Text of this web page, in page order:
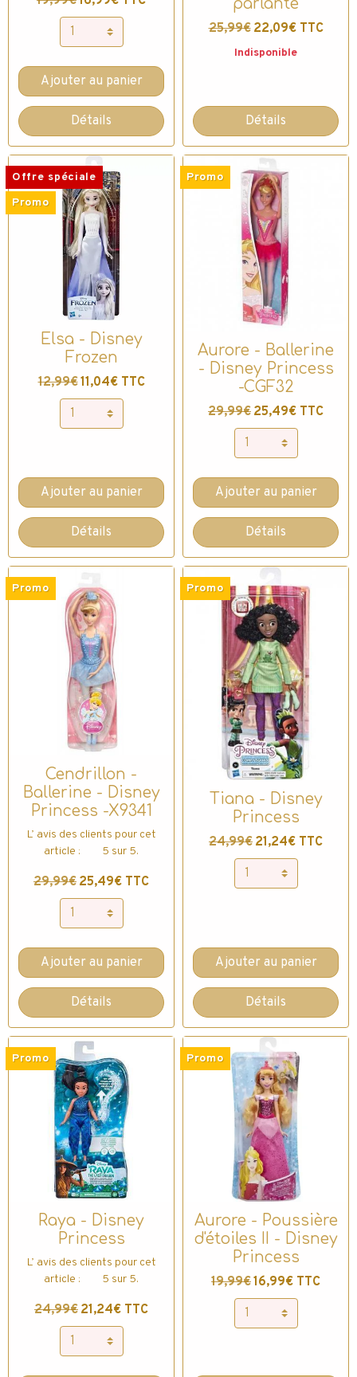
Ajouter au panier
Détails
25,99€ 22,09€ TTC
Indisponible
Détails
Offre spéciale
Promo
Elsa - Disney
Frozen
12,99€11,04€ TTC
Ajouter au panier
Détails
Promo
Aurore - Ballerine
- Disney Princess
-CGF32
29,99€ 25,49€ TTC
Ajouter au panier
Détails
Promo
Cendrillon -
Ballerine - Disney
Princess -X9341
L’ avis des clients pour cet
article : 5 sur 5.
29,99€ 25,49€ TTC
Ajouter au panier
Détails
Promo
Tiana - Disney
Princess
24,99€ 21,24€ TTC
Ajouter au panier
Détails
Promo
Raya - Disney
Princess
L’ avis des clients pour cet
article : 5 sur 5.
24,99€ 21,24€ TTC
Promo
Aurore - Poussière
d'étoiles II - Disney
Princess
19,99€16,99€ TTC